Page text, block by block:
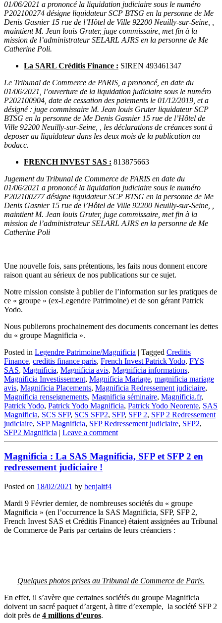
01/06/2021 a prononcé la liquidation judiciaire sous le numéro
P202100274 désigne liquidateur SCP BTSG en la personne de Me
Denis Gasnier 15 rue de l’Hôtel de Ville 92200 Neuilly-sur-Seine, ,
maintient M. Jean louis Gruter, juge commissaire, met fin à la
mission de l’administrateur SELARL AJRS en la personne de Me
Catherine Poli.
La SARL Créditis Finance : SIREN 493461347
Le Tribunal de Commerce de PARIS, a prononcé, en date du
01/06/2021, l’ouverture de la liquidation judiciaire sous le numéro
P202100904, date de cessation des paiements le 01/12/2019, et a
désigné : juge commissaire M. Jean louis Gruter liquidateur SCP
BTSG en la personne de Me Denis Gasnier 15 rue de l’Hôtel de
Ville 92200 Neuilly-sur-Seine, , les déclarations de créances sont à
deposer au liquidateur dans les deux mois de la publication au
bodacc.
FRENCH INVEST SAS : 813875663
Jugement du Tribunal de Commerce de PARIS en date du
01/06/2021 a prononcé la liquidation judiciaire sous le numéro
P202100277 désigne liquidateur SCP BTSG en la personne de Me
Denis Gasnier 15 rue de l’Hôtel de Ville 92200 Neuilly-sur-Seine, ,
maintient M. Jean louis Gruter, juge commissaire, met fin à la
mission de l’administrateur SELARL AJRS en la personne de Me
Catherine Poli
Une nouvelle fois, sans prétentions, les faits nous donnent encore
raison quant au sérieux de nos publications sur ce sujet.
Notre mission consiste à publier de l’information sur les pratiques de
ce « groupe » (ex-Legendre Patrimoine) et de son gérant Patrick
Yodo.
Nous publierons prochainement des documents concernant les dettes
du « groupe Magnificia ».
Posted in Legendre Patrimoine/Magnificia | Tagged Creditis
Finance, creditis finance paris, French Invest Patrick Yodo, FYS
SAS, Magnificia, Magnificia avis, Magnificia informations,
Magnificia Investissement, Magnificia Mariage, magnificia mariage
avis, Magnificia Placements, Magnificia Redressement judiciaire,
Magnificia renseignements, Magnificia séminaire, Magnificia.fr,
Patrick Yodo, Patrick Yodo Magnificia, Patrick Yodo Neorente, SAS
Magnificia, SCS SFP, SCS SFP2, SFP, SFP 2, SFP 2 Redressement
judiciaire, SFP Magnificia, SFP Redressement judiciaire, SFP2,
SFP2 Magnificia | Leave a comment
Magnificia : La SAS Magnificia, SFP et SFP 2 en
redressement judiciaire !
Posted on 18/02/2021 by benjaltf4
Mardi 9 Février dernier, de nombreuses sociétés du « groupe
Magnificia » (en l’occurrence la SAS Magnificia, SFP, SFP 2,
French Invest SAS et Créditis Finance) étaient assignées au Tribunal
de Commerce de Paris par certains de leurs créanciers :
Quelques photos prises au Tribunal de Commerce de Paris.
En effet, il s’avère que certaines sociétés du groupe Magnificia
doivent un sacré paquet d’argent, à titre d’exemple, la société SFP 2
doit près de 4 millions d’euros.